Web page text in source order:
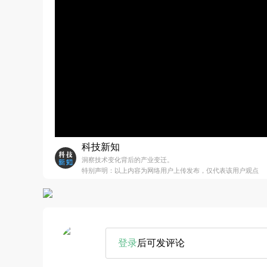
科技新知
洞察技术变化背后的产业变迁。
特别声明：以上内容为网络用户上传发布，仅代表该用户观点
登录后可发评论